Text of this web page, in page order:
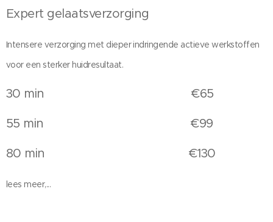
Expert gelaatsverzorging
Intensere verzorging met dieper indringende actieve werkstoffen
voor een sterker huidresultaat.
30 min €65
55 min €99
80 min €130
lees meer,...